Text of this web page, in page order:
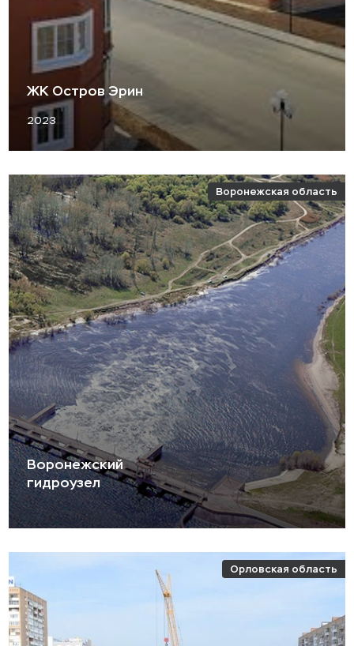
ЖК Остров Эрин
2023
Воронежская область
Воронежский
гидроузел
Орловская область